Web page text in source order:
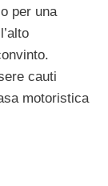
per una
cauti
motoristica